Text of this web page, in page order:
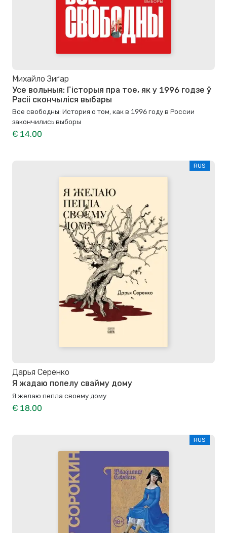
Михайло Зиґар
Усе вольныя: Гісторыя пра тое, як у 1996 годзе ў
Расіі скончыліся выбары
Все свободны: История о том, как в 1996 году в России
закончились выборы
€ 14.00
RUS
Дарья Серенко
Я жадаю попелу свайму дому
Я желаю пепла своему дому
€ 18.00
RUS